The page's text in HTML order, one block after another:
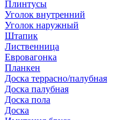
Плинтусы
Уголок внутренний
Уголок наружный
Штапик
Лиственница
Евровагонка
Планкен
Доска террасно/палубная
Доска палубная
Доска пола
Доска